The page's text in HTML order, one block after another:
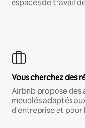
espaces de travail
Vous cherchez des
Airbnb propose
meublés adaptés
d'entreprise et pour